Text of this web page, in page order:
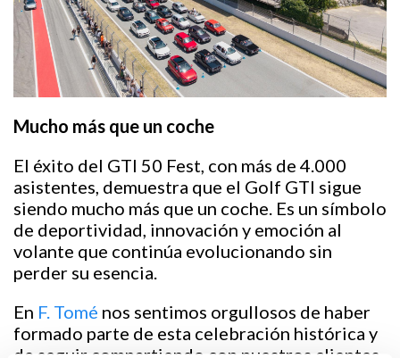
Mucho más que un coche
El éxito del GTI 50 Fest, con más de 4.000
asistentes, demuestra que el Golf GTI sigue
siendo mucho más que un coche. Es un símbolo
de deportividad, innovación y emoción al
volante que continúa evolucionando sin
perder su esencia.
En F. Tomé nos sentimos orgullosos de haber
formado parte de esta celebración histórica y